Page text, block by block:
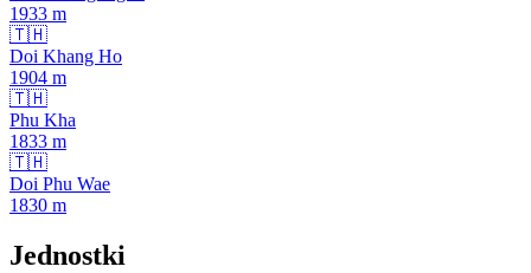
1933 m
🇹🇭
Doi Khang Ho
1904 m
🇹🇭
Phu Kha
1833 m
🇹🇭
Doi Phu Wae
1830 m
Jednostki